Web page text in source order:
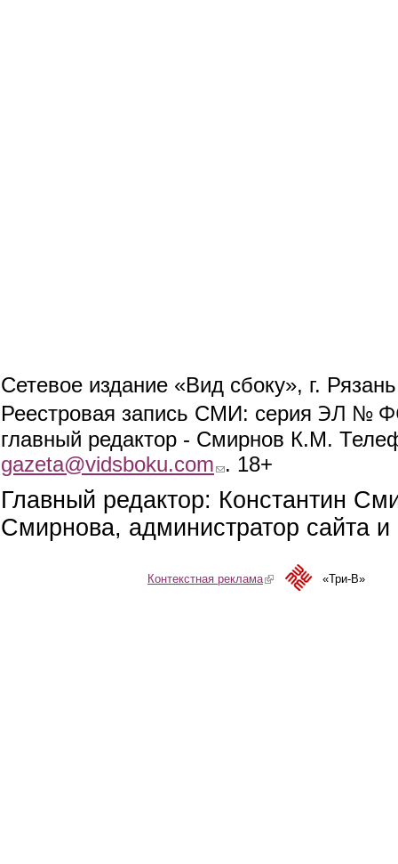
Сетевое издание «Вид сбоку», г.
Реестровая запись СМИ: серия ЭЛ №
главный редактор - Смирнов К.М.
gazeta@vidsboku.com (link sends e-mail)
. 18+
Главный редактор: Константин
Смирнова, администратор сайта
Контекстная реклама(link is external)«Три-В»